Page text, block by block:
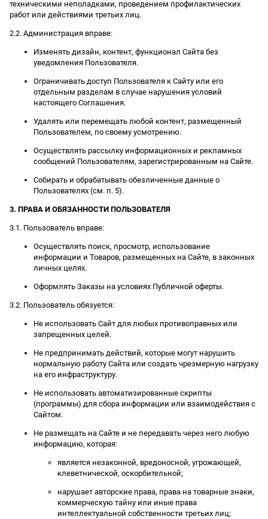
техническими неполадками, проведением профилактических
работ или действиями третьих лиц.
2.2. Администрация вправе:
Изменять дизайн, контент, функционал Сайта без
уведомления Пользователя.
Ограничивать доступ Пользователя к Сайту или его
отдельным разделам в случае нарушения условий
настоящего Соглашения.
Удалять или перемещать любой контент, размещенный
Пользователем, по своему усмотрению.
Осуществлять рассылку информационных и рекламных
сообщений Пользователям, зарегистрированным на Сайте.
Собирать и обрабатывать обезличенные данные о
Пользователях (см. п. 5).
3. ПРАВА И ОБЯЗАННОСТИ ПОЛЬЗОВАТЕЛЯ
3.1. Пользователь вправе:
Осуществлять поиск, просмотр, использование
информации и Товаров, размещенных на Сайте, в законных
личных целях.
Оформлять Заказы на условиях Публичной оферты.
3.2. Пользователь обязуется:
Не использовать Сайт для любых противоправных или
запрещенных целей.
Не предпринимать действий, которые могут нарушить
нормальную работу Сайта или создать чрезмерную нагрузку
на его инфраструктуру.
Не использовать автоматизированные скрипты
(программы) для сбора информации или взаимодействия с
Сайтом.
Не размещать на Сайте и не передавать через него любую
информацию, которая:
является незаконной, вредоносной, угрожающей,
клеветнической, оскорбительной;
нарушает авторские права, права на товарные знаки,
коммерческую тайну или иные права
интеллектуальной собственности третьих лиц;